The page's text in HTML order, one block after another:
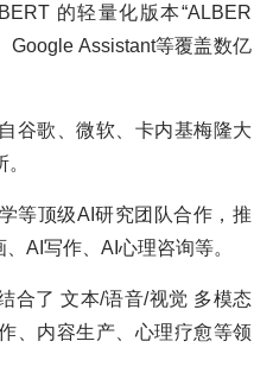
的轻量化版本“ALBER
Google Assistant等覆盖数亿
谷歌、微软、卡内基梅隆大
等顶级AI研究团队合作，推
AI写作、AI心理咨询等。
合了 文本/语音/视觉 多模态
、内容生产、心理疗愈等领